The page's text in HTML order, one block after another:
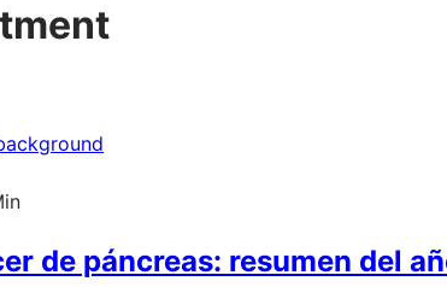
de páncreas: resumen del